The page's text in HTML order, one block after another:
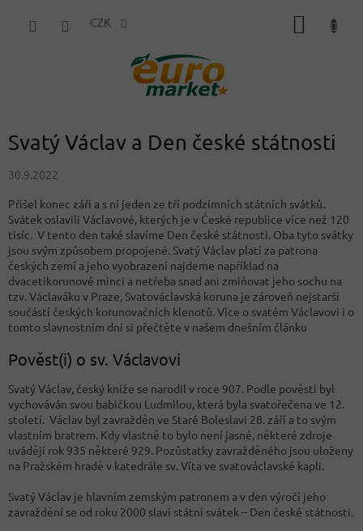
CZK
Svatý Václav a Den české státnosti
30.9.2022
Přišel konec září a s ní jeden ze tří podzimních státních svátků.
Svátek oslavili Václavové, kterých je v České republice více než 120
tisíc. V tento den také slavíme Den české státnosti. Oba tyto svátky
jsou svým způsobem propojené. Svatý Václav platí za patrona
českých zemí a jeho vyobrazení najdeme například na
dvacetikorunové minci a netřeba snad ani zmiňovat jeho sochu na
tzv. Václaváku v Praze, Svatováclavská koruna je zároveň nejstarší
součástí českých korunovačních klenotů. Více o svatém Václavovi i o
tomto slavnostním dni si přečtěte v našem dnešním článku
Pověst(i) o sv. Václavovi
Svatý Václav, český kníže se narodil v roce 907. Podle pověsti byl
vychováván svou babičkou Ludmilou, která byla svatořečena ve 12.
století. Václav byl zavražděn ve Staré Boleslavi 28. září a to svým
vlastním bratrem. Kdy vlastně to bylo není jasné, některé zdroje
uvádějí rok 935 některé 929. Pozůstatky zavražděného jsou uloženy
na Pražském hradě v katedrále sv. Víta ve svatováclavské kapli.
Svatý Václav je hlavním zemským patronem a v den výročí jeho
zavraždění se od roku 2000 slaví státní svátek – Den české státnosti.